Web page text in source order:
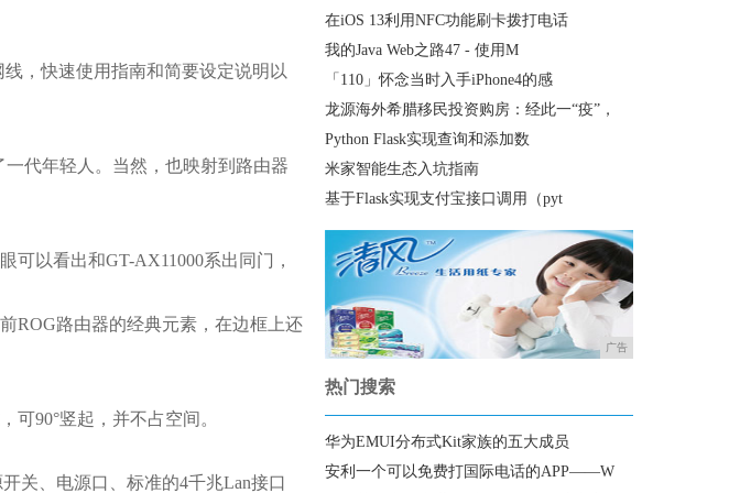
，快速使用指南和简要设定说明以
代年轻人。当然，也映射到路由器
可以看出和GT-AX11000系出同门，
ROG路由器的经典元素，在边框上还
90°竖起，并不占空间。
关、电源口、标准的4千兆Lan接口
在iOS 13利用NFC功能刷卡拨打电话
我的Java Web之路47 - 使用M
「110」怀念当时入手iPhone4的感
龙源海外希腊移民投资购房：经此一“疫”，
Python Flask实现查询和添加数
米家智能生态入坑指南
基于Flask实现支付宝接口调用（pyt
广告
热门搜索
华为EMUI分布式Kit家族的五大成员
安利一个可以免费打国际电话的APP——W